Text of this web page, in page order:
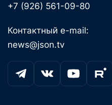
+7 (926) 561-09-80
Контактный e-mail:
news@json.tv